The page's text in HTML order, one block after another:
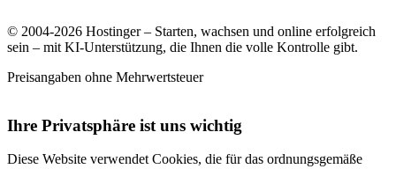
© 2004-2026 Hostinger – Starten, wachsen und online erfolgreich
sein – mit KI-Unterstützung, die Ihnen die volle Kontrolle gibt.
Preisangaben ohne Mehrwertsteuer
Ihre Privatsphäre ist uns wichtig
Diese Website verwendet Cookies, die für das ordnungsgemäße